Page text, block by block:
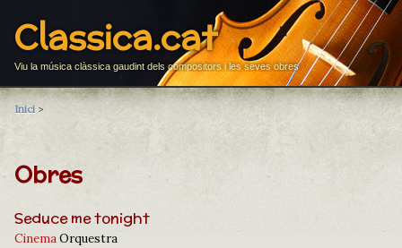
Classica.cat
Viu la música clàssica gaudint dels compositors i les seves obres
Inici >
Obres
Seduce me tonight
CinemaOrquestra